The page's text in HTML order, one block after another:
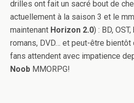
drilles ont fait un sacré bout de
actuellement à la saison 3 et le
maintenant Horizon 2.0) : BD,
romans, DVD… et peut-être bientôt
fans attendent avec impatience
Noob MMORPG!